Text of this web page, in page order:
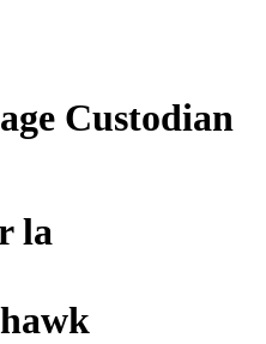
Custodian
la